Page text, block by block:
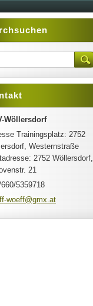
Wöllersdorf
Trainingsplatz: 2752
Westernstraße
2752 Wöllersdorf,
21
5359718
woeff@gmx.at